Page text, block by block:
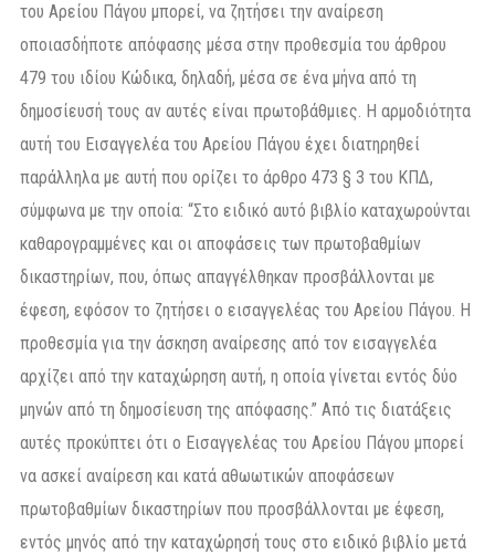
του Αρείου Πάγου μπορεί, να ζητήσει την αναίρεση
οποιασδήποτε απόφασης μέσα στην προθεσμία του άρθρου
479 του ιδίου Κώδικα, δηλαδή, μέσα σε ένα μήνα από τη
δημοσίευσή τους αν αυτές είναι πρωτοβάθμιες. Η αρμοδιότητα
αυτή του Εισαγγελέα του Αρείου Πάγου έχει διατηρηθεί
παράλληλα με αυτή που ορίζει το άρθρο 473 § 3 του ΚΠΔ,
σύμφωνα με την οποία: “Στο ειδικό αυτό βιβλίο καταχωρούνται
καθαρογραμμένες και οι αποφάσεις των πρωτοβαθμίων
δικαστηρίων, που, όπως απαγγέλθηκαν προσβάλλονται με
έφεση, εφόσον το ζητήσει ο εισαγγελέας του Αρείου Πάγου. Η
προθεσμία για την άσκηση αναίρεσης από τον εισαγγελέα
αρχίζει από την καταχώρηση αυτή, η οποία γίνεται εντός δύο
μηνών από τη δημοσίευση της απόφασης.” Από τις διατάξεις
αυτές προκύπτει ότι ο Εισαγγελέας του Αρείου Πάγου μπορεί
να ασκεί αναίρεση και κατά αθωωτικών αποφάσεων
πρωτοβαθμίων δικαστηρίων που προσβάλλονται με έφεση,
εντός μηνός από την καταχώρησή τους στο ειδικό βιβλίο μετά